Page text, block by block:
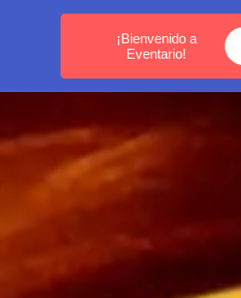
MEDELLÍN - BOGOTÁ -
¡Bienvenido a
Eventario!